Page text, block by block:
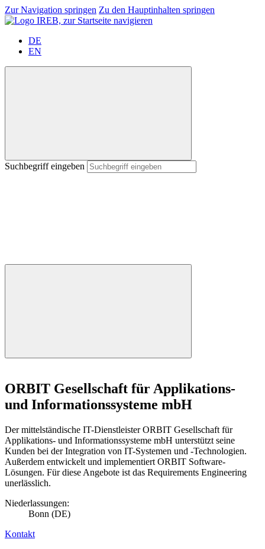
Zur Navigation springen Zu den Hauptinhalten springen
DE
EN
Suchbegriff eingeben
ORBIT Gesellschaft für Applikations-
und Informationssysteme mbH
Der mittelständische IT-Dienstleister ORBIT Gesellschaft für
Applikations- und Informationssysteme mbH unterstützt seine
Kunden bei der Integration von IT-Systemen und -Technologien.
Außerdem entwickelt und implementiert ORBIT Software-
Lösungen. Für diese Angebote ist das Requirements Engineering
unerlässlich.
Niederlassungen:
Bonn (DE)
Kontakt